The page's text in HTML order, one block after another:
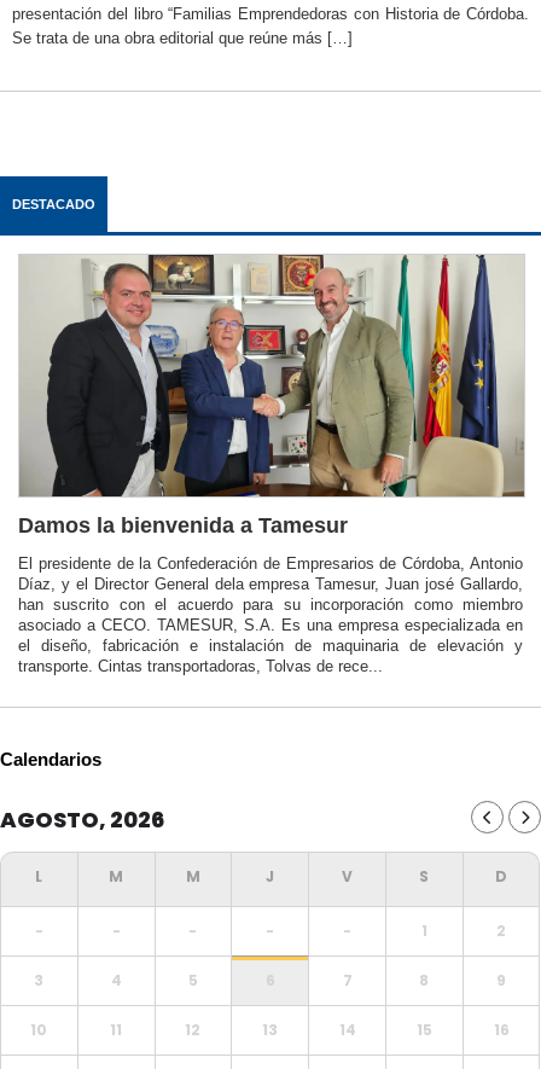
presentación del libro “Familias Emprendedoras con Historia de Córdoba.
Se trata de una obra editorial que reúne más […]
DESTACADO
Damos la bienvenida a Tamesur
El presidente de la Confederación de Empresarios de Córdoba, Antonio
Díaz, y el Director General dela empresa Tamesur, Juan josé Gallardo,
han suscrito con el acuerdo para su incorporación como miembro
asociado a CECO. TAMESUR, S.A. Es una empresa especializada en
el diseño, fabricación e instalación de maquinaria de elevación y
transporte. Cintas transportadoras, Tolvas de rece...
Calendarios
AGOSTO, 2026
- - - - - 1 2
3 4 5 6 7 8 9
10 11 12 13 14 15 16